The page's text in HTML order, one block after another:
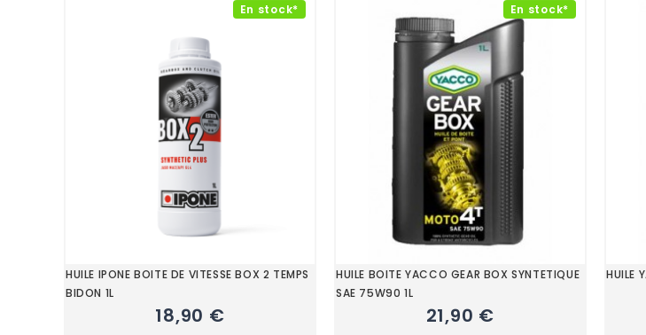
En stock*
HUILE IPONE BOITE DE VITESSE BOX 2 TEMPS
BIDON 1L
18,90 €
En stock*
HUILE BOITE YACCO GEAR BOX SYNTETIQUE
SAE 75W90 1L
21,90 €
HUILE